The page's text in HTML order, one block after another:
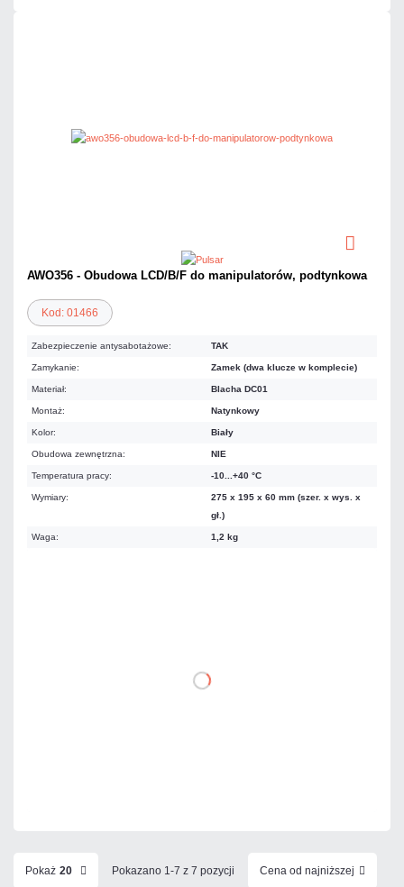
AWO356 - Obudowa LCD/B/F do manipulatorów, podtynkowa
Kod: 01466
Zabezpieczenie antysabotażowe: TAK
Zamykanie: Zamek (dwa klucze w komplecie)
Materiał: Blacha DC01
Montaż: Natynkowy
Kolor: Biały
Obudowa zewnętrzna: NIE
Temperatura pracy: -10...+40 °C
Wymiary:
275 x 195 x 60 mm (szer. x wys. x
gł.)
Waga: 1,2 kg
DO KOSZYKA
Pokaż 20 Pokazano 1-7 z 7 pozycji Cena od najniższej